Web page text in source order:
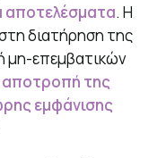
αποτελέσματα. Η
διατήρηση της
μη-επεμβατικών
αποτροπή της
εμφάνισης